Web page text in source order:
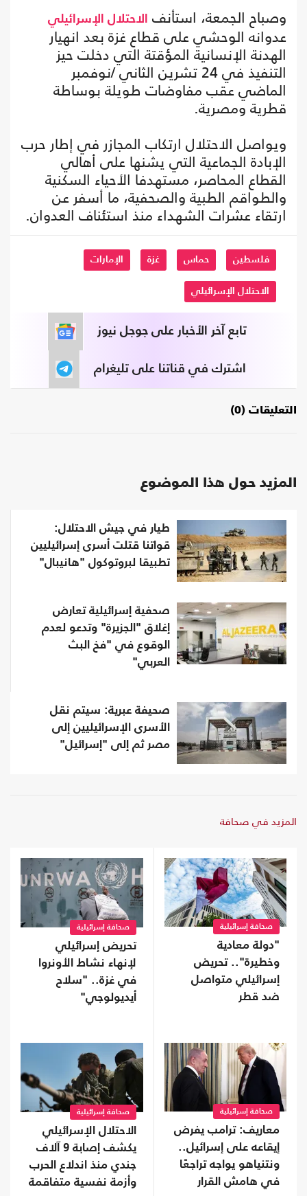
وصباح الجمعة، استأنف الاحتلال الإسرائيلي
عدوانه الوحشي على قطاع غزة بعد انهيار
الهدنة الإنسانية المؤقتة التي دخلت حيز
التنفيذ في 24 تشرين الثاني /نوفمبر
الماضي عقب مفاوضات طويلة بوساطة
قطرية ومصرية.
ويواصل الاحتلال ارتكاب المجازر في إطار حرب
الإبادة الجماعية التي يشنها على أهالي
القطاع المحاصر، مستهدفا الأحياء السكنية
والطواقم الطبية والصحفية، ما أسفر عن
ارتقاء عشرات الشهداء منذ استئناف العدوان.
فلسطين حماس غزة الإمارات
الاحتلال الإسرائيلي
تابع آخر الأخبار على جوجل نيوز
اشترك في قناتنا على تليغرام
التعليقات (0)
المزيد حول هذا الموضوع
طيار في جيش الاحتلال:
قواتنا قتلت أسرى إسرائيليين
تطبيقا لبروتوكول "هانيبال"
صحفية إسرائيلية تعارض
إغلاق "الجزيرة" وتدعو لعدم
الوقوع في "فخ البث
العربي"
صحيفة عبرية: سيتم نقل
الأسرى الإسرائيليين إلى
مصر ثم إلى "إسرائيل"
المزيد في صحافة
صحافة إسرائيلية
"دولة معادية
وخطيرة".. تحريض
إسرائيلي متواصل
ضد قطر
صحافة إسرائيلية
تحريض إسرائيلي
لإنهاء نشاط الأونروا
في غزة.. "سلاح
أيديولوجي"
صحافة إسرائيلية
معاريف: ترامب يفرض
إيقاعه على إسرائيل..
ونتنياهو يواجه تراجعًا
في هامش القرار
صحافة إسرائيلية
الاحتلال الإسرائيلي
يكشف إصابة 9 آلاف
جندي منذ اندلاع الحرب
وأزمة نفسية متفاقمة